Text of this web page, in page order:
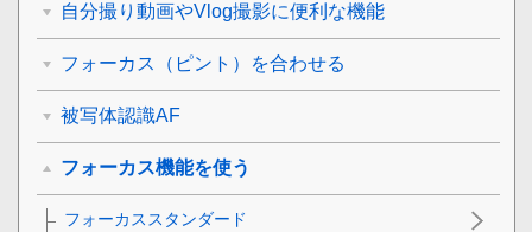
自分撮り動画やVlog撮影に便利な機能
フォーカス（ピント）を合わせる
被写体認識AF
フォーカス機能を使う
フォーカススタンダード